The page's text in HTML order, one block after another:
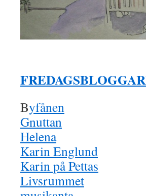
Byfånen
Gnuttan
Helena
Karin Englund
Karin på Pettas
Livsrummet